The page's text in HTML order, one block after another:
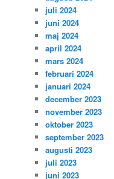
juli 2024
juni 2024
maj 2024
april 2024
mars 2024
februari 2024
januari 2024
december 2023
november 2023
oktober 2023
september 2023
augusti 2023
juli 2023
juni 2023